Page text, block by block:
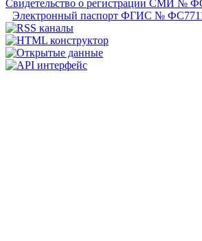
Свидетельство о регистрации СМИ №
Электронный паспорт ФГИС №